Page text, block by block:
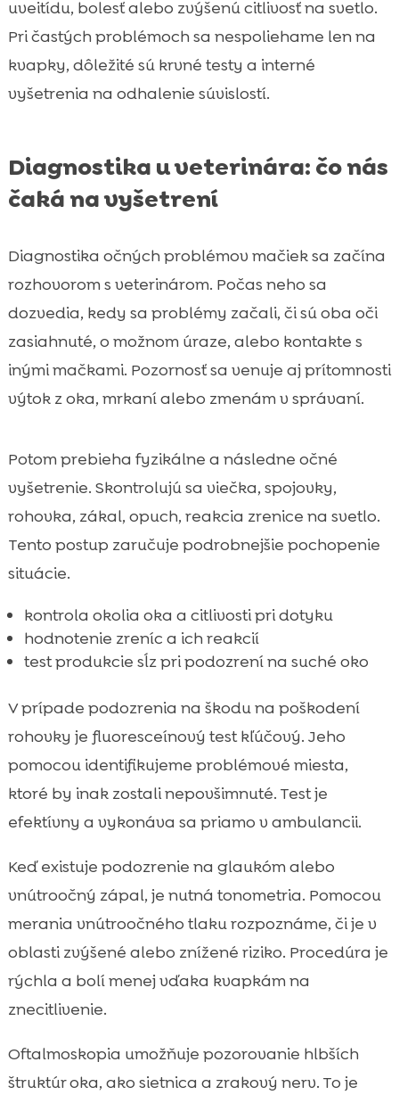
uveitídu, bolesť alebo zvýšenú citlivosť na svetlo.
Pri častých problémoch sa nespoliehame len na
kvapky, dôležité sú krvné testy a interné
vyšetrenia na odhalenie súvislostí.
Diagnostika u veterinára: čo nás
čaká na vyšetrení
Diagnostika očných problémov mačiek sa začína
rozhovorom s veterinárom. Počas neho sa
dozvedia, kedy sa problémy začali, či sú oba oči
zasiahnuté, o možnom úraze, alebo kontakte s
inými mačkami. Pozornosť sa venuje aj prítomnosti
výtok z oka, mrkaní alebo zmenám v správaní.
Potom prebieha fyzikálne a následne očné
vyšetrenie. Skontrolujú sa viečka, spojovky,
rohovka, zákal, opuch, reakcia zrenice na svetlo.
Tento postup zaručuje podrobnejšie pochopenie
situácie.
kontrola okolia oka a citlivosti pri dotyku
hodnotenie zreníc a ich reakcií
test produkcie sĺz pri podozrení na suché oko
V prípade podozrenia na škodu na poškodení
rohovky je fluoresceínový test kľúčový. Jeho
pomocou identifikujeme problémové miesta,
ktoré by inak zostali nepovšimnuté. Test je
efektívny a vykonáva sa priamo v ambulancii.
Keď existuje podozrenie na glaukóm alebo
vnútroočný zápal, je nutná tonometria. Pomocou
merania vnútroočného tlaku rozpoznáme, či je v
oblasti zvýšené alebo znížené riziko. Procedúra je
rýchla a bolí menej vďaka kvapkám na
znecitlivenie.
Oftalmoskopia umožňuje pozorovanie hlbších
štruktúr oka, ako sietnica a zrakový nerv. To je